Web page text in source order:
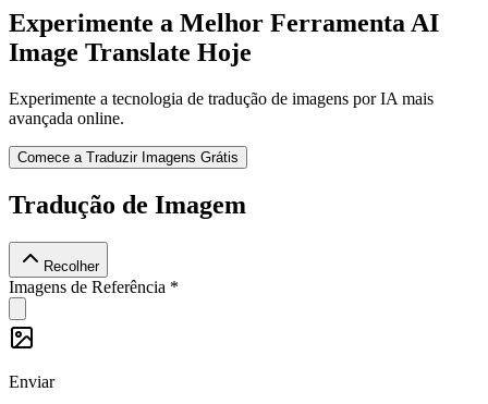
Experimente a Melhor Ferramenta AI
Image Translate Hoje
Experimente a tecnologia de tradução de imagens por IA mais
avançada online.
Comece a Traduzir Imagens Grátis
Tradução de Imagem
Recolher
Imagens de Referência *
Enviar